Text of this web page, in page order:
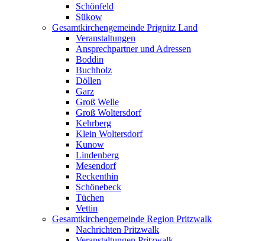
Schönfeld
Sükow
Gesamtkirchengemeinde Prignitz Land
Veranstaltungen
Ansprechpartner und Adressen
Boddin
Buchholz
Döllen
Garz
Groß Welle
Groß Woltersdorf
Kehrberg
Klein Woltersdorf
Kunow
Lindenberg
Mesendorf
Reckenthin
Schönebeck
Tüchen
Vettin
Gesamtkirchengemeinde Region Pritzwalk
Nachrichten Pritzwalk